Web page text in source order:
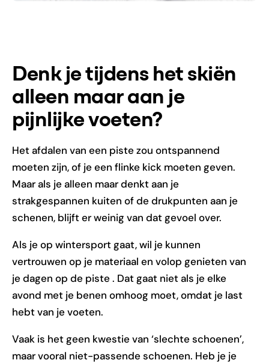
Denk je tijdens het skiën
alleen maar aan je
pijnlijke voeten?
Het afdalen van een piste zou ontspannend
moeten zijn, of je een flinke kick moeten geven.
Maar als je alleen maar denkt aan je
strakgespannen kuiten of de drukpunten aan je
schenen, blijft er weinig van dat gevoel over.
Als je op wintersport gaat, wil je kunnen
vertrouwen op je materiaal en volop genieten van
je dagen op de piste . Dat gaat niet als je elke
avond met je benen omhoog moet, omdat je last
hebt van je voeten.
Vaak is het geen kwestie van ‘slechte schoenen’,
maar vooral niet-passende schoenen. Heb je je